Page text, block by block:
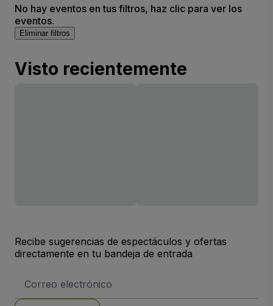
No hay eventos en tus filtros, haz clic para ver los
eventos.
Eliminar filtros
Visto recientemente
Recibe sugerencias de espectáculos y ofertas
directamente en tu bandeja de entrada
de